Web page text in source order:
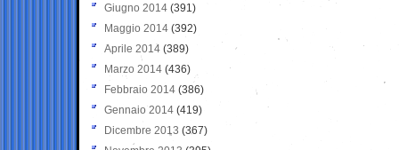
Giugno 2014 (391)
Maggio 2014 (392)
Aprile 2014 (389)
Marzo 2014 (436)
Febbraio 2014 (386)
Gennaio 2014 (419)
Dicembre 2013 (367)